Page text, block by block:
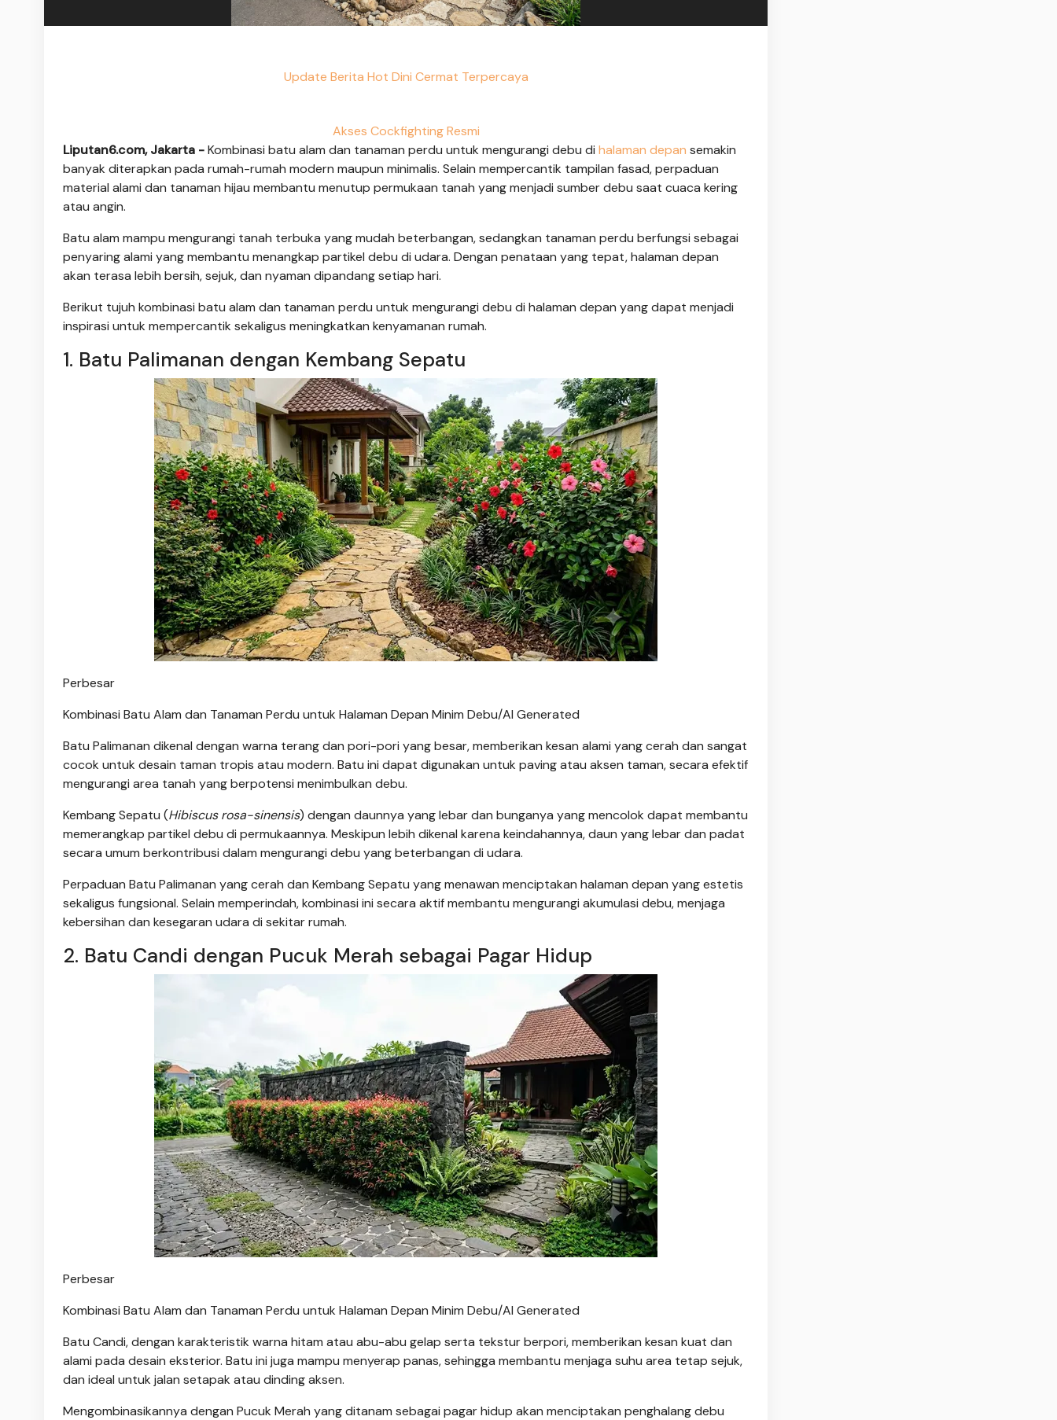
Update Berita Hot Dini Cermat Terpercaya
Akses Cockfighting Resmi
Liputan6.com, Jakarta -Kombinasi batu alam dan tanaman perdu untuk mengurangi debu di halaman depan semakin
banyak diterapkan pada rumah-rumah modern maupun minimalis. Selain mempercantik tampilan fasad, perpaduan
material alami dan tanaman hijau membantu menutup permukaan tanah yang menjadi sumber debu saat cuaca kering
atau angin.
Batu alam mampu mengurangi tanah terbuka yang mudah beterbangan, sedangkan tanaman perdu berfungsi sebagai
penyaring alami yang membantu menangkap partikel debu di udara. Dengan penataan yang tepat, halaman depan
akan terasa lebih bersih, sejuk, dan nyaman dipandang setiap hari.
Berikut tujuh kombinasi batu alam dan tanaman perdu untuk mengurangi debu di halaman depan yang dapat menjadi
inspirasi untuk mempercantik sekaligus meningkatkan kenyamanan rumah.
1. Batu Palimanan dengan Kembang Sepatu
Perbesar
Kombinasi Batu Alam dan Tanaman Perdu untuk Halaman Depan Minim Debu/AI Generated
Batu Palimanan dikenal dengan warna terang dan pori-pori yang besar, memberikan kesan alami yang cerah dan sangat
cocok untuk desain taman tropis atau modern. Batu ini dapat digunakan untuk paving atau aksen taman, secara efektif
mengurangi area tanah yang berpotensi menimbulkan debu.
Kembang Sepatu (Hibiscus rosa-sinensis) dengan daunnya yang lebar dan bunganya yang mencolok dapat membantu
memerangkap partikel debu di permukaannya. Meskipun lebih dikenal karena keindahannya, daun yang lebar dan padat
secara umum berkontribusi dalam mengurangi debu yang beterbangan di udara.
Perpaduan Batu Palimanan yang cerah dan Kembang Sepatu yang menawan menciptakan halaman depan yang estetis
sekaligus fungsional. Selain memperindah, kombinasi ini secara aktif membantu mengurangi akumulasi debu, menjaga
kebersihan dan kesegaran udara di sekitar rumah.
2. Batu Candi dengan Pucuk Merah sebagai Pagar Hidup
Perbesar
Kombinasi Batu Alam dan Tanaman Perdu untuk Halaman Depan Minim Debu/AI Generated
Batu Candi, dengan karakteristik warna hitam atau abu-abu gelap serta tekstur berpori, memberikan kesan kuat dan
alami pada desain eksterior. Batu ini juga mampu menyerap panas, sehingga membantu menjaga suhu area tetap sejuk,
dan ideal untuk jalan setapak atau dinding aksen.
Mengombinasikannya dengan Pucuk Merah yang ditanam sebagai pagar hidup akan menciptakan penghalang debu